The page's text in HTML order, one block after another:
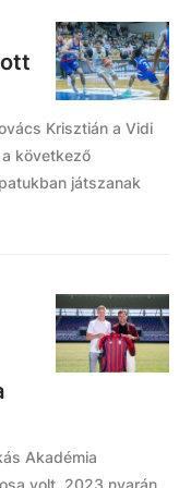
Krisztián a Vidi
következő
játszanak
Akadémia
volt, 2023 nyarán